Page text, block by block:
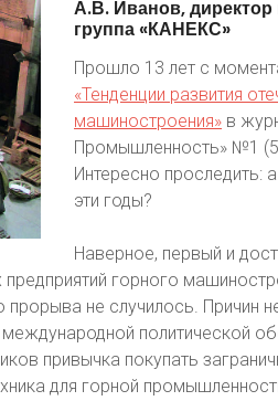
А.В. Иванов,директор
группа «КАНЕКС»
Прошло 13 лет с
«Тенденции развития
машиностроения» в
Промышленность» №1
Интересно проследить:
эти годы?
Наверное, первый и
горного
не случилось. Причин
политической
привычка покупать
для горной